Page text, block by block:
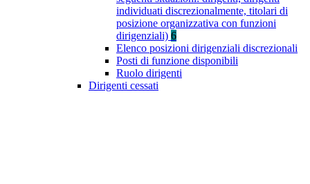
individuati discrezionalmente, titolari di
posizione organizzativa con funzioni
dirigenziali) 6
Elenco posizioni dirigenziali discrezionali
Posti di funzione disponibili
Ruolo dirigenti
Dirigenti cessati